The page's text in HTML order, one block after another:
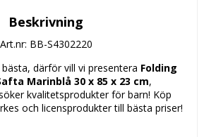
Beskrivning
Art.nr: BB-S4302220
därför vill vi presentera Folding
Marinblå 30 x 85 x 23 cm,
och licensprodukter till bästa priser!